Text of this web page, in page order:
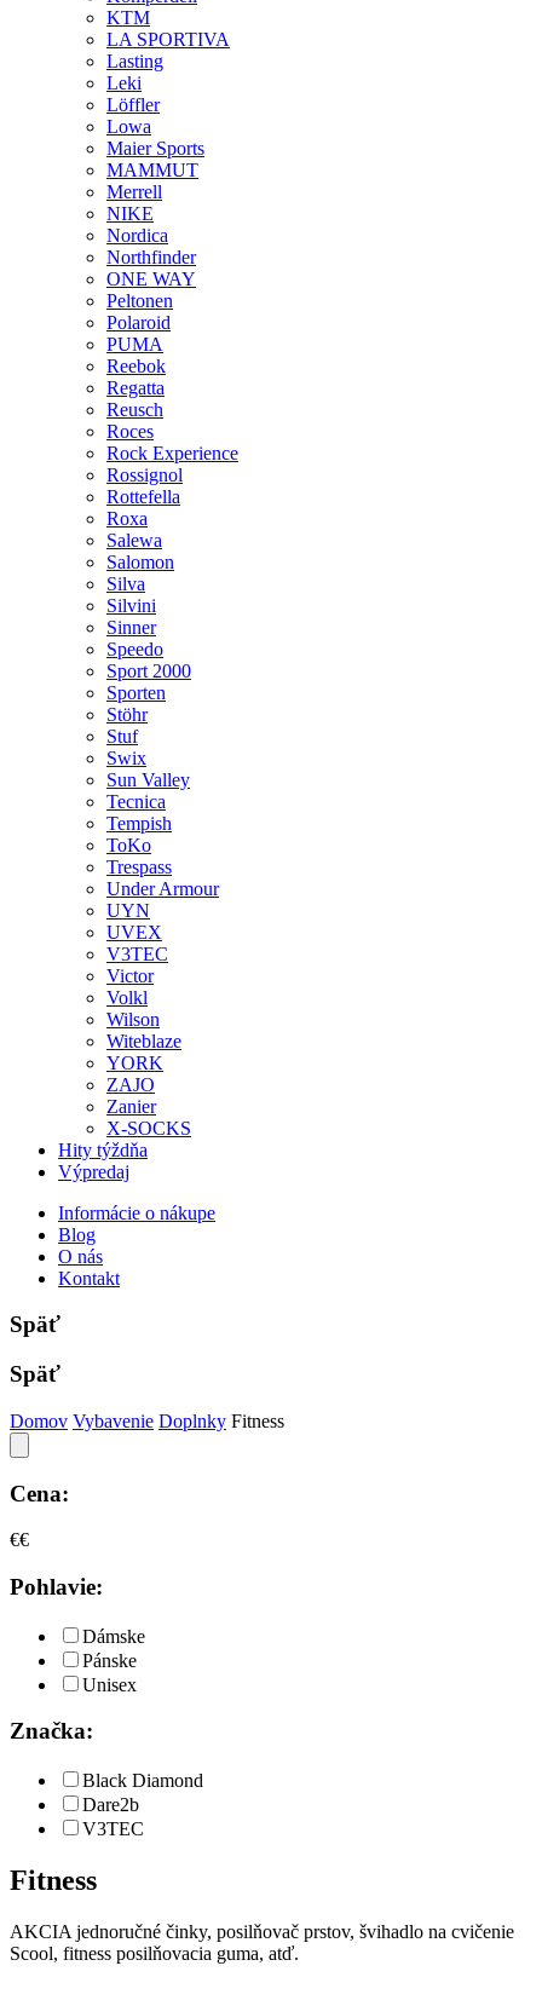
KTM
LA SPORTIVA
Lasting
Leki
Löffler
Lowa
Maier Sports
MAMMUT
Merrell
NIKE
Nordica
Northfinder
ONE WAY
Peltonen
Polaroid
PUMA
Reebok
Regatta
Reusch
Roces
Rock Experience
Rossignol
Rottefella
Roxa
Salewa
Salomon
Silva
Silvini
Sinner
Speedo
Sport 2000
Sporten
Stöhr
Stuf
Swix
Sun Valley
Tecnica
Tempish
ToKo
Trespass
Under Armour
UYN
UVEX
V3TEC
Victor
Volkl
Wilson
Witeblaze
YORK
ZAJO
Zanier
X-SOCKS
Hity týždňa
Výpredaj
Informácie o nákupe
Blog
O nás
Kontakt
Späť
Späť
Domov Vybavenie Doplnky Fitness
Cena:
€€
Pohlavie:
Dámske
Pánske
Unisex
Značka:
Black Diamond
Dare2b
V3TEC
Fitness
AKCIA jednoručné činky, posilňovač prstov, švihadlo na cvičenie
Scool, fitness posilňovacia guma, atď.